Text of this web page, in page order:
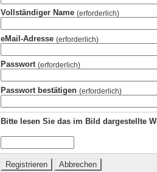
Vollständiger Name (erforderlich)
eMail-Adresse (erforderlich)
Passwort (erforderlich)
Passwort bestätigen (erforderlich)
Bitte lesen Sie das im Bild dargestellte